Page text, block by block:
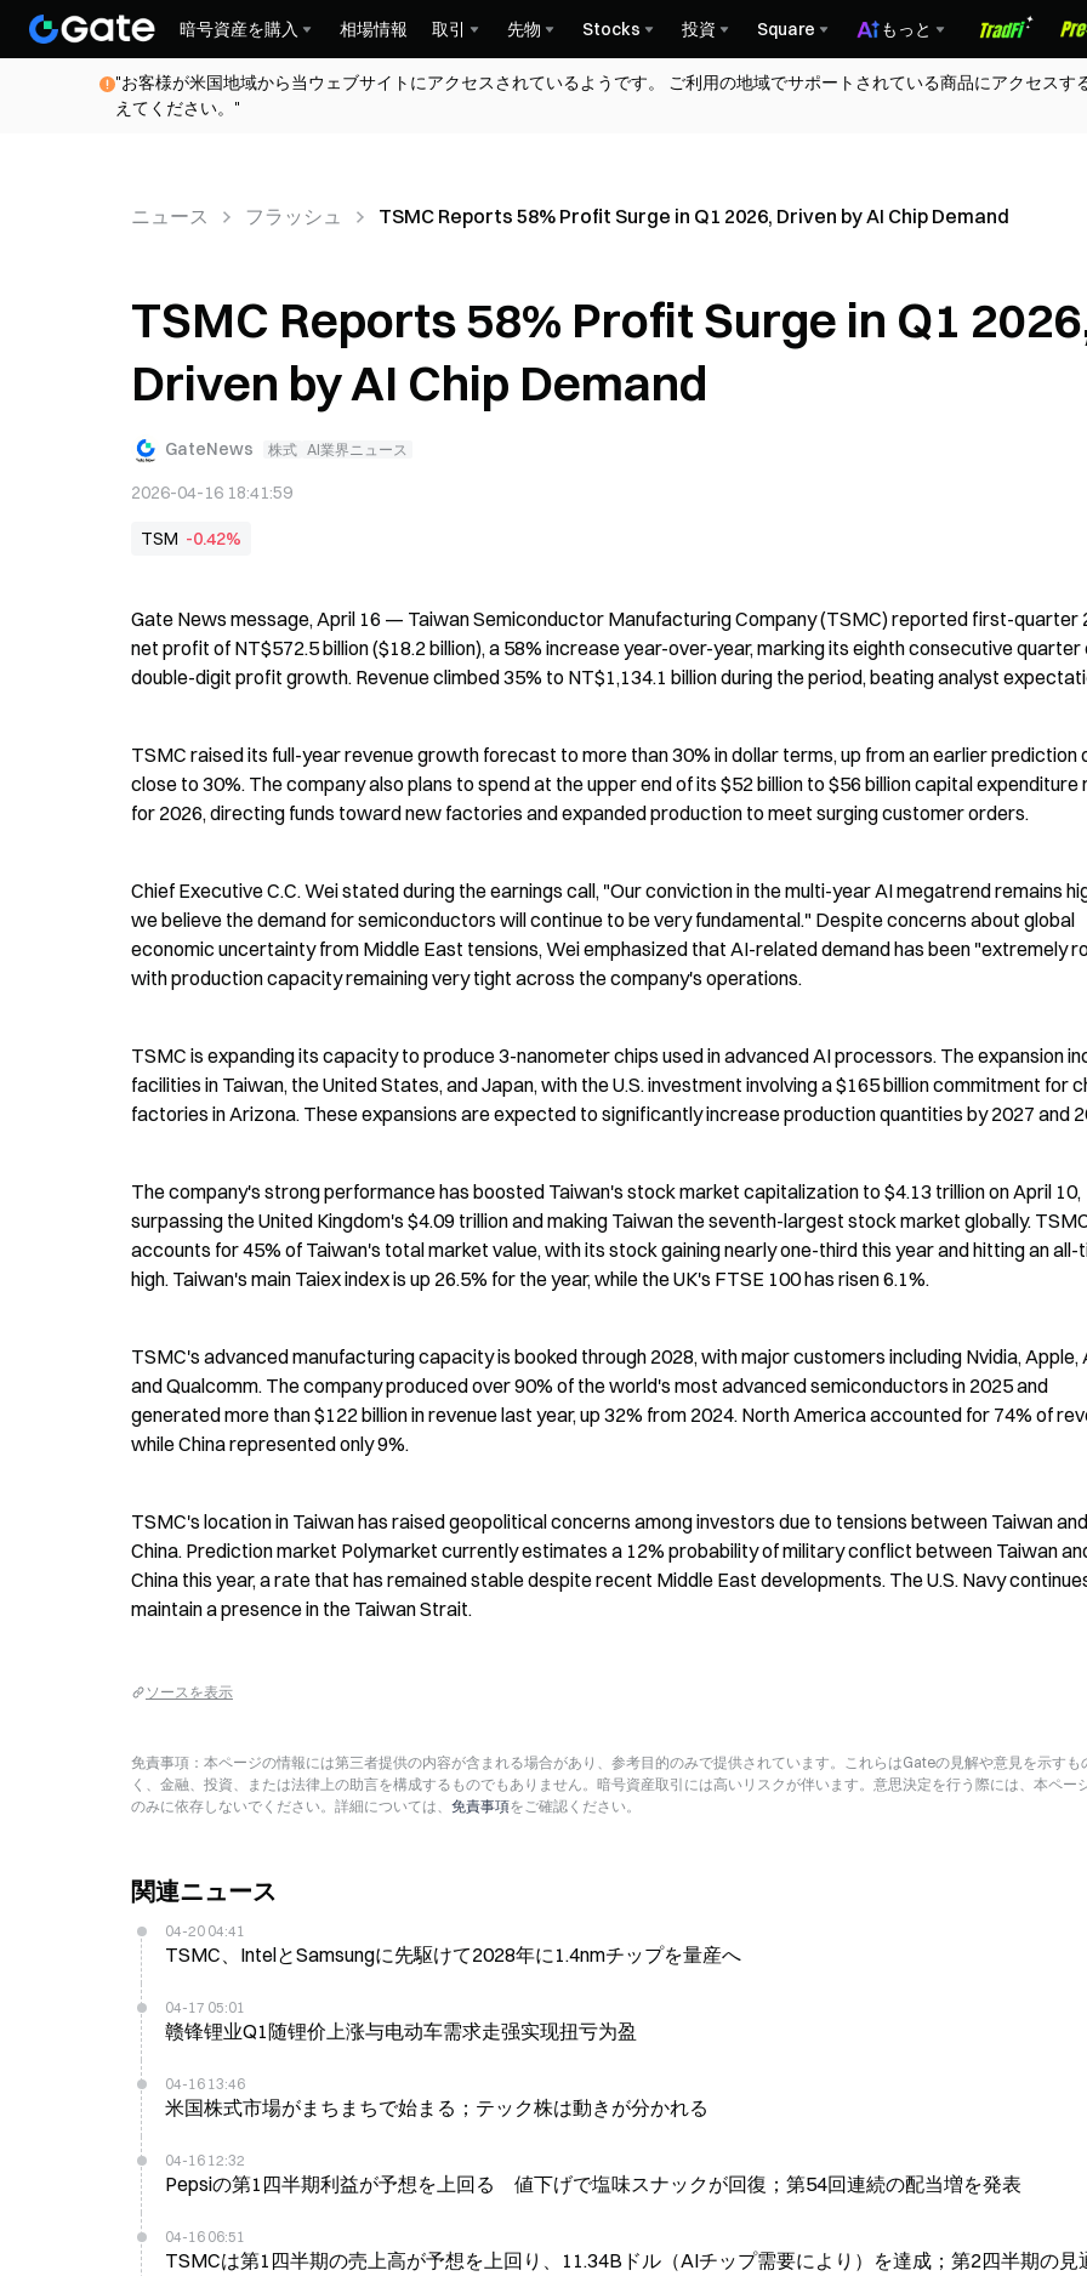
暗号資産を購入 相場情報 取引 先物 Stocks 投資 Square もっと
"お客様が米国地域から当ウェブサイトにアクセスされているようです。 ご利用の地域でサポートされている商品にアクセスす
えてください。"
ニュース フラッシュ TSMC Reports 58% Profit Surge in Q1 2026, Driven by AI Chip Demand
TSMC Reports 58% Profit Surge in Q1
Driven by AI Chip Demand
GateNews 株式 AI業界ニュース
2026-04-16 18:41:59
TSM -0.42%
Gate News message, April 16 — Taiwan Semiconductor Manufacturing Company (TSMC) reported first-quarter
net profit of NT$572.5 billion ($18.2 billion), a 58% increase year-over-year, marking its eighth consecutive quarter
double-digit profit growth. Revenue climbed 35% to NT$1,134.1 billion during the period, beating analyst
TSMC raised its full-year revenue growth forecast to more than 30% in dollar terms, up from an earlier prediction
close to 30%. The company also plans to spend at the upper end of its $52 billion to $56 billion capital expenditure
for 2026, directing funds toward new factories and expanded production to meet surging customer orders.
Chief Executive C.C. Wei stated during the earnings call, "Our conviction in the multi-year AI megatrend remains
we believe the demand for semiconductors will continue to be very fundamental." Despite concerns about global
economic uncertainty from Middle East tensions, Wei emphasized that AI-related demand has been "extremely
with production capacity remaining very tight across the company's operations.
TSMC is expanding its capacity to produce 3-nanometer chips used in advanced AI processors. The expansion
facilities in Taiwan, the United States, and Japan, with the U.S. investment involving a $165 billion commitment for
factories in Arizona. These expansions are expected to significantly increase production quantities by 2027 and
The company's strong performance has boosted Taiwan's stock market capitalization to $4.13 trillion on April 10,
surpassing the United Kingdom's $4.09 trillion and making Taiwan the seventh-largest stock market globally.
accounts for 45% of Taiwan's total market value, with its stock gaining nearly one-third this year and hitting an all-
high. Taiwan's main Taiex index is up 26.5% for the year, while the UK's FTSE 100 has risen 6.1%.
TSMC's advanced manufacturing capacity is booked through 2028, with major customers including Nvidia, Apple,
and Qualcomm. The company produced over 90% of the world's most advanced semiconductors in 2025 and
generated more than $122 billion in revenue last year, up 32% from 2024. North America accounted for 74% of
while China represented only 9%.
TSMC's location in Taiwan has raised geopolitical concerns among investors due to tensions between Taiwan and
China. Prediction market Polymarket currently estimates a 12% probability of military conflict between Taiwan
China this year, a rate that has remained stable despite recent Middle East developments. The U.S. Navy
maintain a presence in the Taiwan Strait.
ソースを表示
免責事項：本ページの情報には第三者提供の内容が含まれる場合があり、参考目的のみで提供されています。これらはGateの見解や意見を示すも
く、金融、投資、または法律上の助言を構成するものでもありません。暗号資産取引には高いリスクが伴います。意思決定を行う際には、本ペー
のみに依存しないでください。詳細については、 免責事項をご確認ください。
関連ニュース
04-20 04:41
TSMC、IntelとSamsungに先駆けて2028年に1.4nmチップを量産へ
04-17 05:01
赣锋锂业Q1随锂价上涨与电动车需求走强实现扭亏为盈
04-16 13:46
米国株式市場がまちまちで始まる；テック株は動きが分かれる
04-16 12:32
Pepsiの第1四半期利益が予想を上回る 値下げで塩味スナックが回復；第54回連続の配当増を発表
04-16 06:51
TSMCは第1四半期の売上高が予想を上回り、11.34Bドル（AIチップ需要により）を達成；第2四半期の見